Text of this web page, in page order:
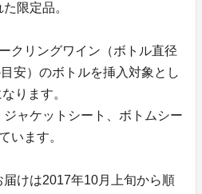
限定品。
クリングワイン（ボトル直径
安）のボトルを挿入対象とし
ります。
ャケットシート、ボトムシー
います。
けは2017年10月上旬から順